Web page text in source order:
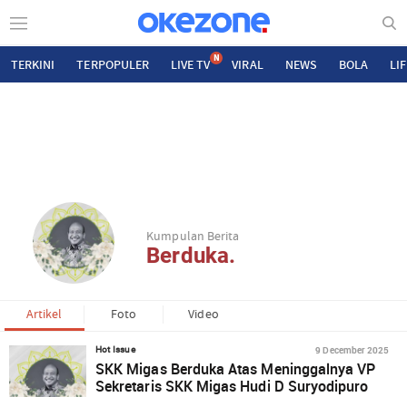
TERKINI TERPOPULER LIVE TV N VIRAL NEWS BOLA
Kumpulan Berita
Berduka.
Artikel Foto Video
Hot Issue 9 December 2025
SKK Migas Berduka Atas Meninggalnya VP
Sekretaris SKK Migas Hudi D Suryodipuro